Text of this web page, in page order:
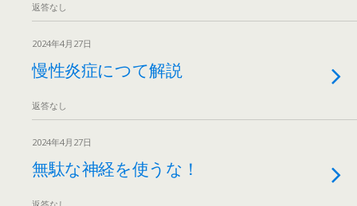
返答なし
2024年4月27日
慢性炎症につて解説
返答なし
2024年4月27日
無駄な神経を使うな！